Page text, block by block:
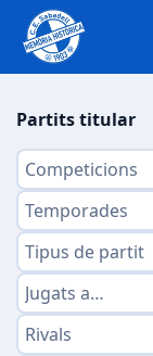
Partits titular